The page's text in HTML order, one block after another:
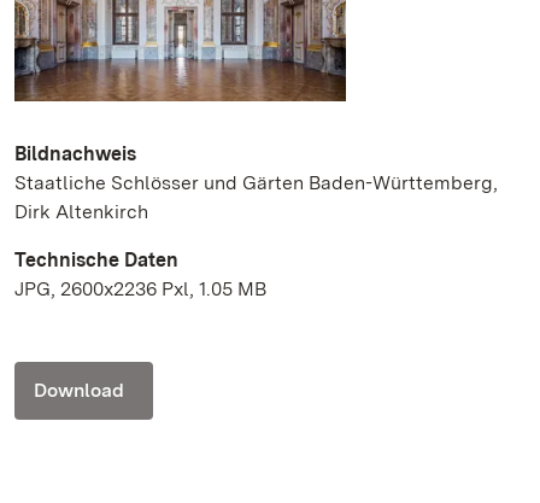
Bildnachweis
Staatliche Schlösser und Gärten Baden-Württemberg,
Dirk Altenkirch
Technische Daten
JPG, 2600x2236 Pxl, 1.05 MB
Download